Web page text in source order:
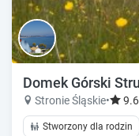
Domek Górski
Stronie Śląskie• 9.6
Stworzony dla rodzin